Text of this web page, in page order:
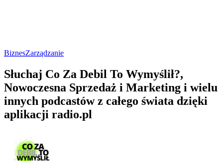
BiznesZarządzanie
Słuchaj Co Za Debil To Wymyślił?,
Nowoczesna Sprzedaż i Marketing i wielu
innych podcastów z całego świata dzięki
aplikacji radio.pl